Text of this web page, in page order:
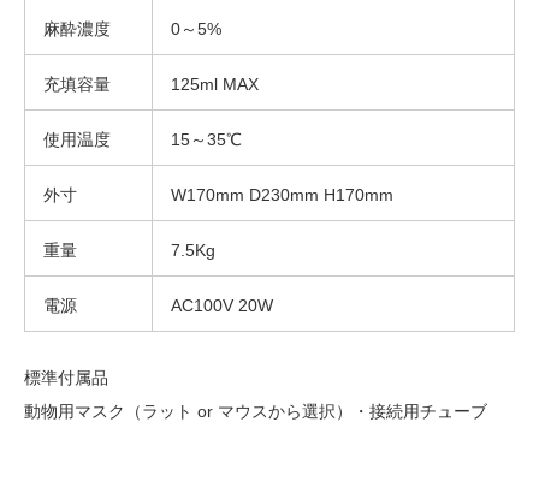
麻酔濃度 0～5%
充填容量 125ml MAX
使用温度 15～35℃
外寸 W170mm D230mm H170mm
重量 7.5Kg
電源 AC100V 20W
標準付属品
動物用マスク（ラット or マウスから選択）・接続用チューブ